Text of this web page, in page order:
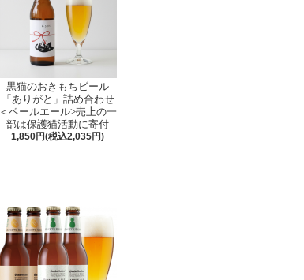
黒猫のおきもちビール
「ありがと」詰め合わせ
＜ペールエール>売上の一
部は保護猫活動に寄付
1,850円(税込2,035円)